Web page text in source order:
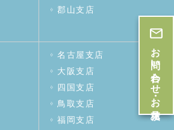
郡山支店
名古屋支店
大阪支店
四国支店
鳥取支店
福岡支店
お問い合わせ・お見積